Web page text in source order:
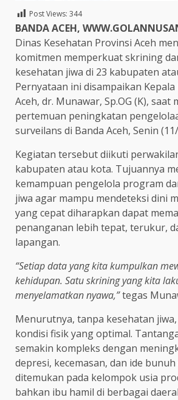
Post Views: 344
BANDA ACEH,
Dinas Kesehatan Provinsi Aceh
komitmen memperkuat skrining
kesehatan jiwa di 23 kabupaten
Pernyataan ini disampaikan
Aceh, dr. Munawar, Sp.OG (K), saat
pertemuan peningkatan
surveilans di Banda Aceh, Senin
Kegiatan tersebut diikuti
kabupaten atau kota. Tujuannya
kemampuan pengelola program
jiwa agar mampu mendeteksi dini
yang cepat diharapkan dapat
penanganan lebih tepat, terukur,
lapangan.
“Setiap data yang kita kumpulkan
kehidupan. Satu skrining yang kita
menyelamatkan nyawa,”tegas
Menurutnya, tanpa kesehatan
kondisi fisik yang optimal.
semakin kompleks dengan
depresi, kecemasan, dan ide
ditemukan pada kelompok usia
bahkan ibu hamil di berbagai